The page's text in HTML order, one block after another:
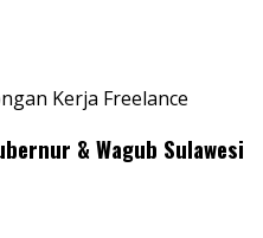
Kerja Freelance
& Wagub Sulawesi